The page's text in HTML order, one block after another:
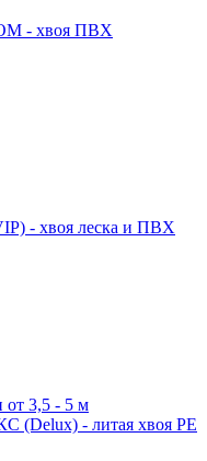
- хвоя ПВХ
- хвоя леска и ПВХ
от 3,5 - 5 м
(Delux) - литая хвоя РЕ